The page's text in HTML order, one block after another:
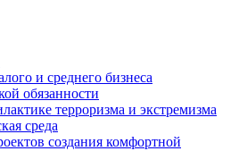
и среднего бизнеса
обязанности
терроризма и экстремизма
среда
создания комфортной